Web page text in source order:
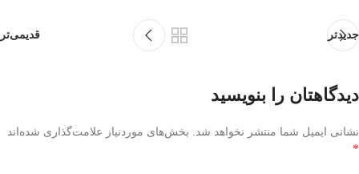
جدیدتر قدیمی‌تر
دیدگاهتان را بنویسید
نشانی ایمیل شما منتشر نخواهد شد. بخش‌های موردنیاز علامت‌گذاری شده‌اند
*